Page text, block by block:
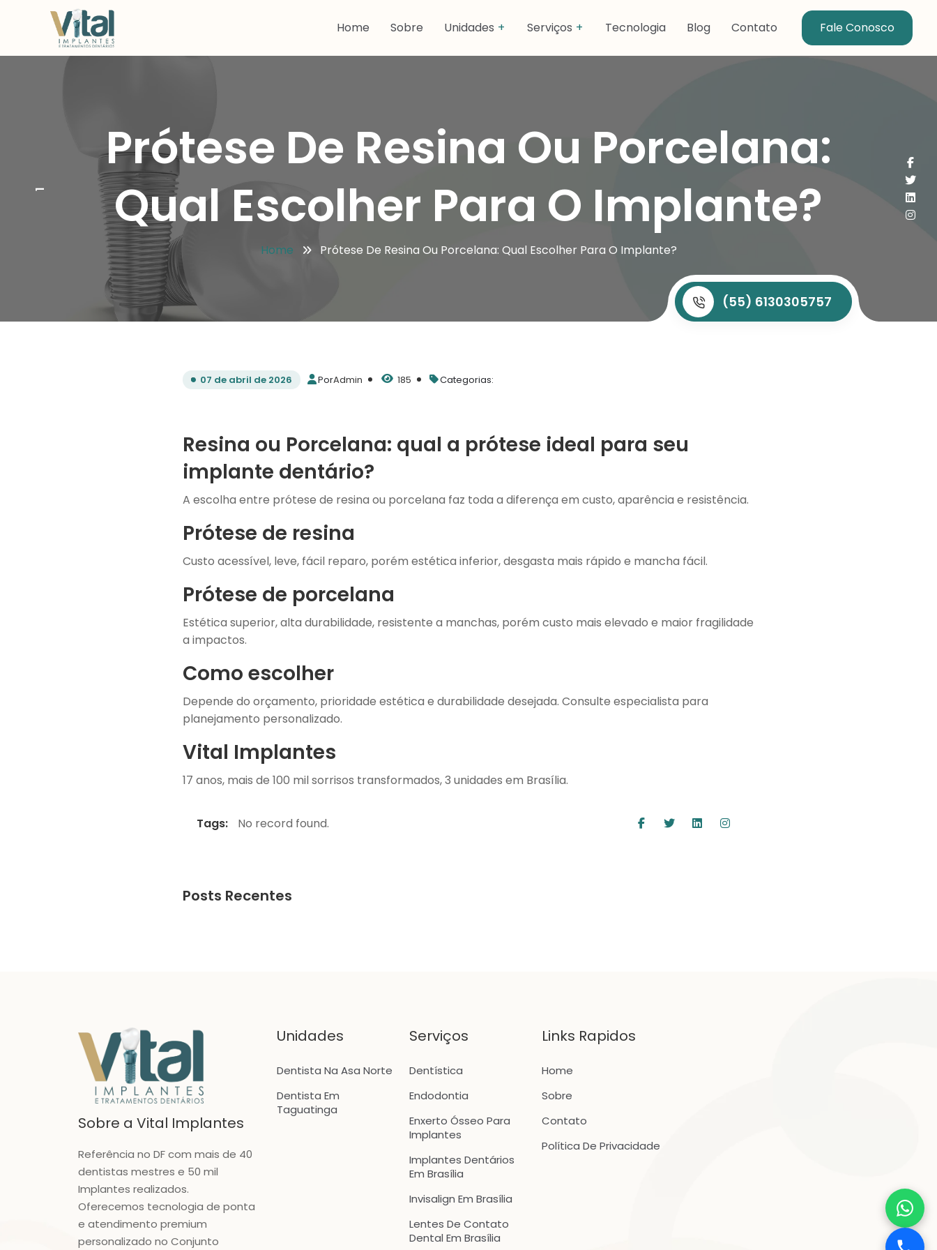
Home Sobre Unidades Serviços Tecnologia Blog Contato Fale Conosco
Prótese De Resina Ou Porcelana:
Qual Escolher Para O Implante?
Home Prótese De Resina Ou Porcelana: Qual Escolher Para O Implante?
(55) 6130305757
1
07 de abril de 2026 PorAdmin 185 Categorias:
Resina ou Porcelana: qual a prótese ideal para seu
implante dentário?
A escolha entre prótese de resina ou porcelana faz toda a diferença em custo, aparência e resistência.
Prótese de resina
Custo acessível, leve, fácil reparo, porém estética inferior, desgasta mais rápido e mancha fácil.
Prótese de porcelana
Estética superior, alta durabilidade, resistente a manchas, porém custo mais elevado e maior fragilidade
a impactos.
Como escolher
Depende do orçamento, prioridade estética e durabilidade desejada. Consulte especialista para
planejamento personalizado.
Vital Implantes
17 anos, mais de 100 mil sorrisos transformados, 3 unidades em Brasília.
Tags: No record found.
Posts Recentes
Sobre a Vital Implantes
Referência no DF com mais de 40
dentistas mestres e 50 mil
Implantes realizados.
Oferecemos tecnologia de ponta
e atendimento premium
personalizado no Conjunto
Unidades
Dentista Na Asa Norte
Dentista Em
Taguatinga
Serviços
Dentística
Endodontia
Enxerto Ósseo Para
Implantes
Implantes Dentários
Em Brasília
Invisalign Em Brasília
Lentes De Contato
Dental Em Brasília
Links Rapidos
Home
Sobre
Contato
Política De Privacidade